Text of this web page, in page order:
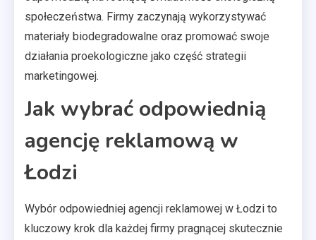
społeczeństwa. Firmy zaczynają wykorzystywać
materiały biodegradowalne oraz promować swoje
działania proekologiczne jako część strategii
marketingowej.
Jak wybrać odpowiednią
agencję reklamową w
Łodzi
Wybór odpowiedniej agencji reklamowej w Łodzi to
kluczowy krok dla każdej firmy pragnącej skutecznie